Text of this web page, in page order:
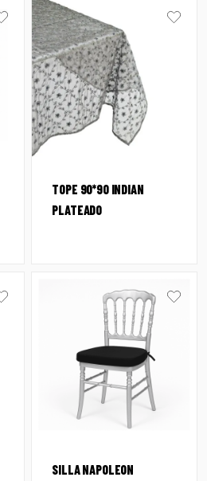
TOPE 90*90 INDIAN
PLATEADO
SILLA NAPOLEON